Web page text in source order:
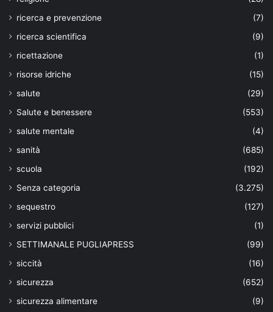
ricerca e prevenzione
(7)
ricerca scientifica
(9)
ricettazione
(1)
risorse idriche
(15)
salute
(29)
Salute e benessere
(553)
salute mentale
(4)
sanità
(685)
scuola
(192)
Senza categoria
(3.275)
sequestro
(127)
servizi pubblici
(1)
SETTIMANALE PUGLIAPRESS
(99)
siccità
(16)
sicurezza
(652)
sicurezza alimentare
(9)